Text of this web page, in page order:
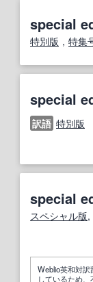
special
特別版 ， 特集
special
訳語 特別版
special
スペシャル版,
Weblio英和対
しているため